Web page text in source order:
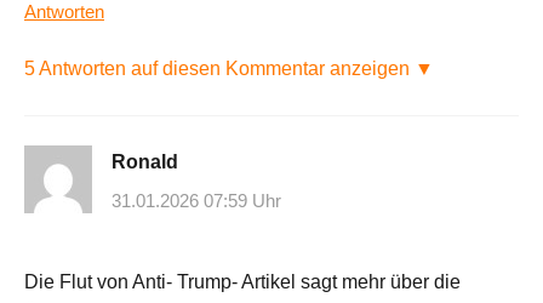
Antworten
5 Antworten auf diesen Kommentar anzeigen ▼
Ronald
31.01.2026 07:59 Uhr
Die Flut von Anti- Trump- Artikel sagt mehr über die